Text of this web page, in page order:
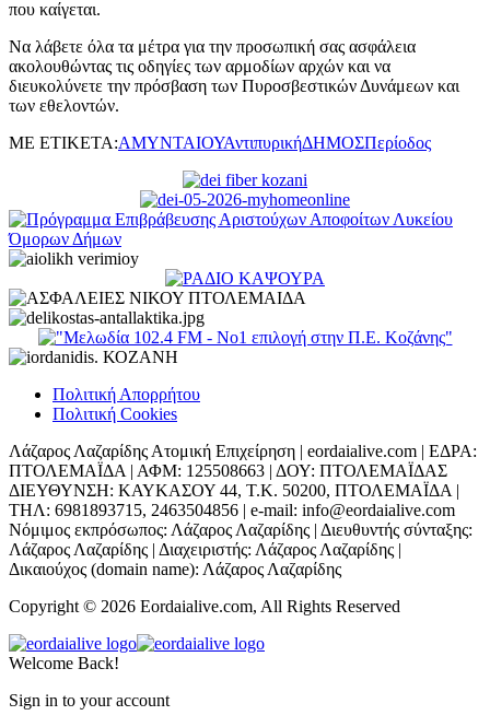
που καίγεται.
Να λάβετε όλα τα μέτρα για την προσωπική σας ασφάλεια
ακολουθώντας τις οδηγίες των αρμοδίων αρχών και να
διευκολύνετε την πρόσβαση των Πυροσβεστικών Δυνάμεων και
των εθελοντών.
ΜΕ ΕΤΙΚΕΤΑ:ΑΜΥΝΤΑΙΟΥΑντιπυρικήΔΗΜΟΣΠερίοδος
Πολιτική Απορρήτου
Πολιτική Cookies
Λάζαρος Λαζαρίδης Ατομική Επιχείρηση | eordaialive.com | ΕΔΡΑ:
ΠΤΟΛΕΜΑΪΔΑ | ΑΦΜ: 125508663 | ΔΟΥ: ΠΤΟΛΕΜΑΪΔΑΣ
ΔΙΕΥΘΥΝΣΗ: ΚΑΥΚΑΣΟΥ 44, Τ.Κ. 50200, ΠΤΟΛΕΜΑΪΔΑ |
ΤΗΛ: 6981893715, 2463504856 | e-mail: info@eordaialive.com
Νόμιμος εκπρόσωπος: Λάζαρος Λαζαρίδης | Διευθυντής σύνταξης:
Λάζαρος Λαζαρίδης | Διαχειριστής: Λάζαρος Λαζαρίδης |
Δικαιούχος (domain name): Λάζαρος Λαζαρίδης
Copyright © 2026 Eordaialive.com, All Rights Reserved
Welcome Back!
Sign in to your account